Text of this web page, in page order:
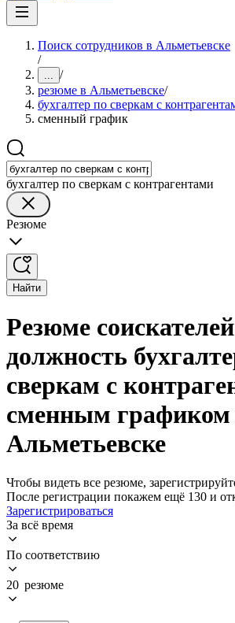
Поиск сотрудников в Альметьевске
/
... /
резюме в Альметьевске/
бухгалтер по сверкам с
сменный график
бухгалтер по сверкам с контрагентами
Резюме
Найти
Резюме
должность
сверкам с
сменным графиком
Альметьевске
Чтобы видеть все резюме,
После регистрации покажем ещё 130 и
Зарегистрироваться
За всё время
По соответствию
20 резюме